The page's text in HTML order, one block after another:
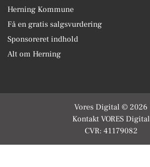
Herning Kommune
Få en gratis salgsvurdering
Sponsoreret indhold
Alt om Herning
Vores Digital © 2026
Kontakt VORES Digital
CVR: 41179082